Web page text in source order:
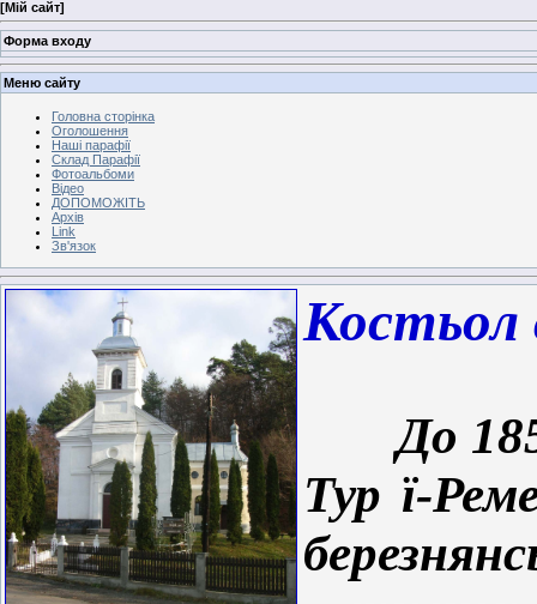
[Мій сайт]
Форма входу
Меню сайту
Головна сторінка
Оголошення
Наші парафії
Склад Парафії
Фотоальбоми
Відео
ДОПОМОЖІТЬ
Архів
Link
Зв'язок
Костьол
До
Тур ї-